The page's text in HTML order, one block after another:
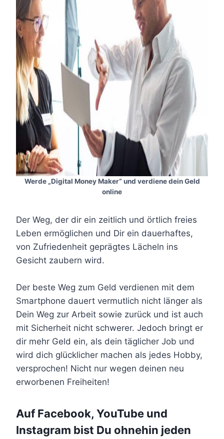
Werde „Digital Money Maker“ und verdiene dein Geld
online
Der Weg, der dir ein zeitlich und örtlich freies
Leben ermöglichen und Dir ein dauerhaftes,
von Zufriedenheit geprägtes Lächeln ins
Gesicht zaubern wird.
Der beste Weg zum Geld verdienen mit dem
Smartphone dauert vermutlich nicht länger als
Dein Weg zur Arbeit sowie zurück und ist auch
mit Sicherheit nicht schwerer. Jedoch bringt er
dir mehr Geld ein, als dein täglicher Job und
wird dich glücklicher machen als jedes Hobby,
versprochen! Nicht nur wegen deinen neu
erworbenen Freiheiten!
Auf Facebook, YouTube und
Instagram bist Du ohnehin jeden